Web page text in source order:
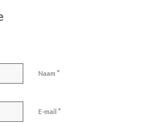
Naam*
E-mail*